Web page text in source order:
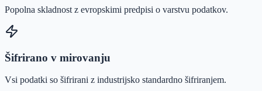
Popolna skladnost z evropskimi predpisi o varstvu podatkov.
Šifrirano v mirovanju
Vsi podatki so šifrirani z industrijsko standardno šifriranjem.